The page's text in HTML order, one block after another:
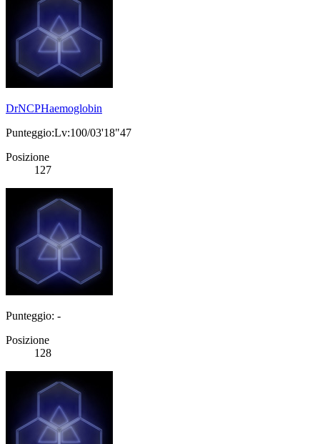
DrNCPHaemoglobin
Punteggio:Lv:100/03'18"47
Posizione
127
Punteggio: -
Posizione
128